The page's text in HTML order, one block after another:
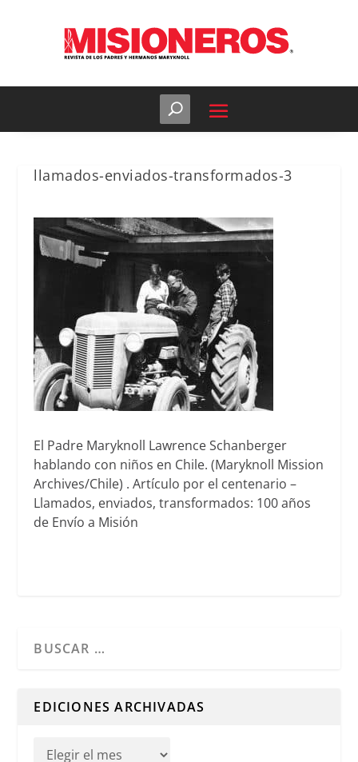
llamados-enviados-transformados-3
El Padre Maryknoll Lawrence Schanberger
hablando con niños en Chile. (Maryknoll Mission
Archives/Chile) . Artículo por el centenario –
Llamados, enviados, transformados: 100 años
de Envío a Misión
EDICIONES ARCHIVADAS